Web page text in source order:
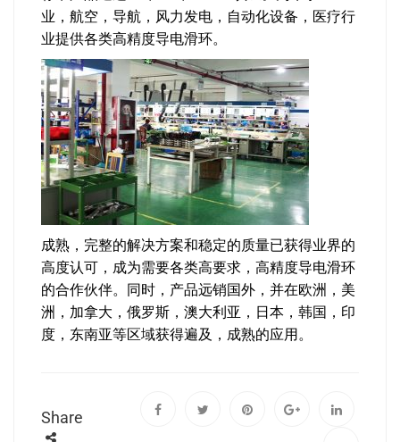
业，航空，导航，风力发电，自动化设备，医疗行
业提供各类高精度导电滑环。
成熟，完整的解决方案和稳定的质量已获得业界的
高度认可，成为需要各类高要求，高精度导电滑环
的合作伙伴。同时，产品远销国外，并在欧洲，美
洲，加拿大，俄罗斯，澳大利亚，日本，韩国，印
度，东南亚等区域获得遍及，成熟的应用。
Share